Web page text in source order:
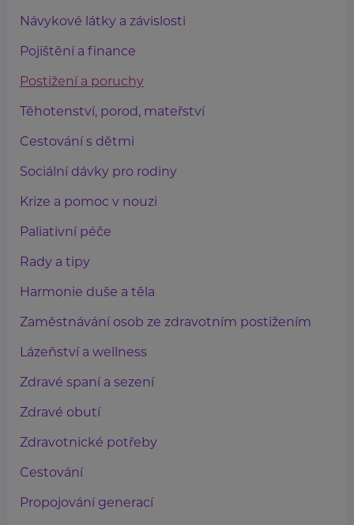
Návykové látky a závislosti
Pojištění a finance
Postižení a poruchy
Těhotenství, porod, mateřství
Cestování s dětmi
Sociální dávky pro rodiny
Krize a pomoc v nouzi
Paliativní péče
Rady a tipy
Harmonie duše a těla
Zaměstnávání osob ze zdravotním postižením
Lázeňství a wellness
Zdravé spaní a sezení
Zdravé obutí
Zdravotnické potřeby
Cestování
Propojování generací